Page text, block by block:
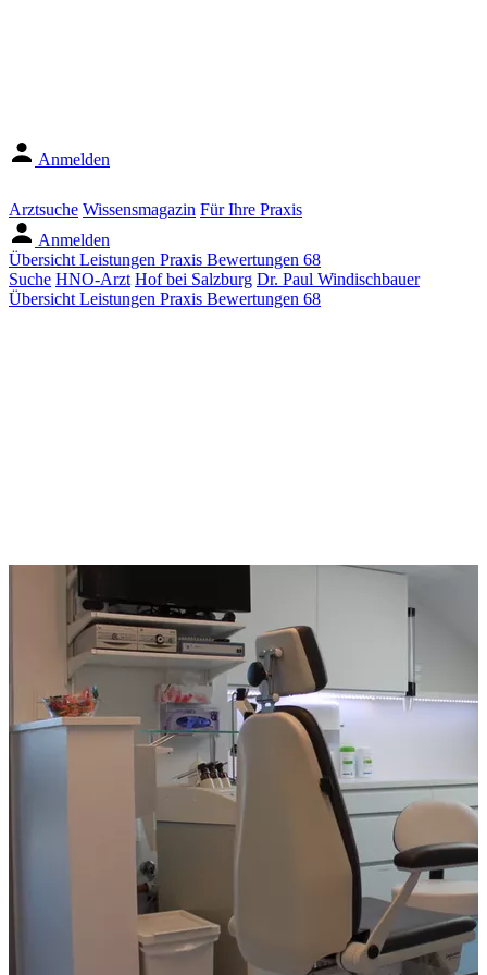
Anmelden
Arztsuche Wissensmagazin Für Ihre Praxis
Anmelden
Übersicht Leistungen Praxis Bewertungen 68
Suche HNO-Arzt Hof bei Salzburg Dr. Paul Windischbauer
Übersicht Leistungen Praxis Bewertungen 68